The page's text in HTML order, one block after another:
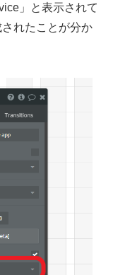
」と表示されて
れたことが分か